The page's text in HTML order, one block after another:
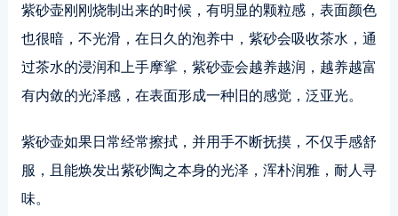
紫砂壶刚刚烧制出来的时候，有明显的颗粒感，表面颜色
也很暗，不光滑，在日久的泡养中，紫砂会吸收茶水，通
过茶水的浸润和上手摩挲，紫砂壶会越养越润，越养越富
有内敛的光泽感，在表面形成一种旧的感觉，泛亚光。
紫砂壶如果日常经常擦拭，并用手不断抚摸，不仅手感舒
服，且能焕发出紫砂陶之本身的光泽，浑朴润雅，耐人寻
味。